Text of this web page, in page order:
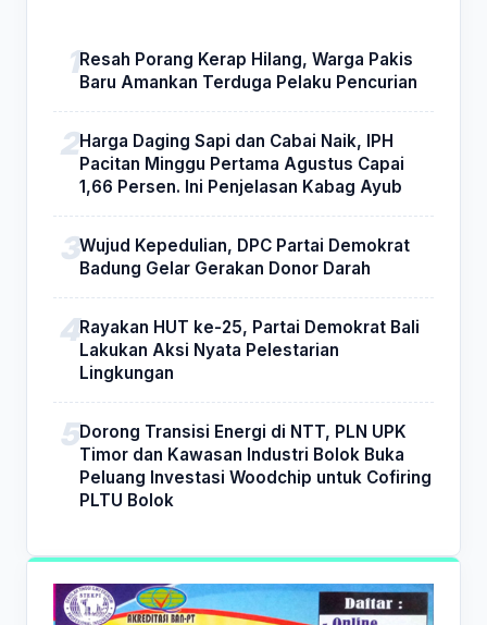
Resah Porang Kerap Hilang, Warga Pakis
Baru Amankan Terduga Pelaku Pencurian
Harga Daging Sapi dan Cabai Naik, IPH
Pacitan Minggu Pertama Agustus Capai
1,66 Persen. Ini Penjelasan Kabag Ayub
Wujud Kepedulian, DPC Partai Demokrat
Badung Gelar Gerakan Donor Darah
Rayakan HUT ke-25, Partai Demokrat Bali
Lakukan Aksi Nyata Pelestarian
Lingkungan
Dorong Transisi Energi di NTT, PLN UPK
Timor dan Kawasan Industri Bolok Buka
Peluang Investasi Woodchip untuk Cofiring
PLTU Bolok